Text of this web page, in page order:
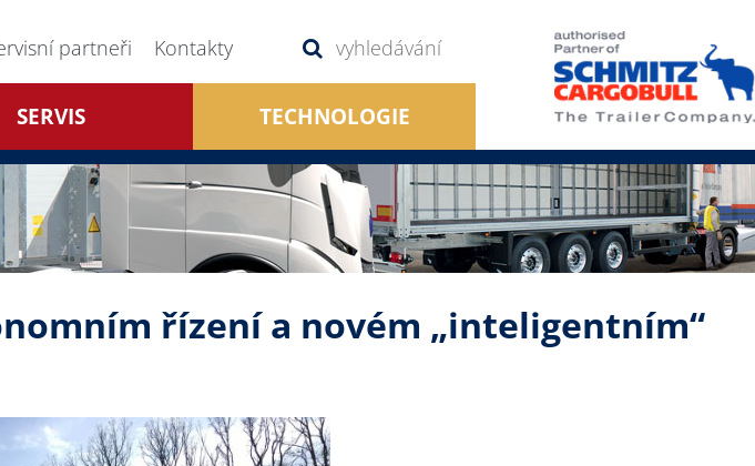
partneři Kontakty
SERVIS TECHNOLOGIE
řízení a novém „inteligentním“